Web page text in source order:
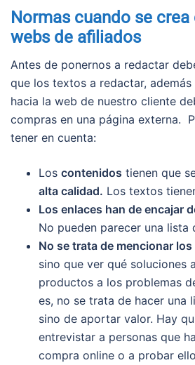
Normas cuando se
webs de afiliados
Antes de ponernos a redactar
que los textos a redactar,
hacia la web de nuestro cliente
compras en una página externa.
tener en cuenta:
Los contenidos tienen que
alta calidad. Los textos
Los enlaces han de encajar
No pueden parecer una lista
No se trata de mencionar
sino que ver qué soluciones
productos a los problemas
es, no se trata de hacer una
sino de aportar valor. Hay
entrevistar a personas que
compra online o a probar